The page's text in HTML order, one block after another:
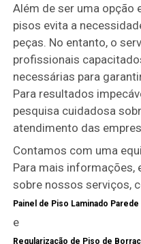
Além de ser uma opção
pisos evita a
peças. No entanto, o
profissionais
necessárias para
Para resultados
pesquisa cuidadosa
atendimento das
Contamos com uma
Para mais informações,
sobre nossos serviços,
Painel de Piso Laminado Parede
e
Regularização de Piso de